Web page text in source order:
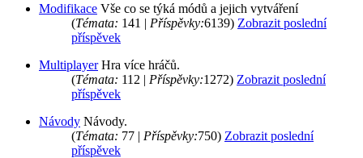
Modifikace Vše co se týká módů a jejich vytváření
(Témata: 141 | Příspěvky:6139) Zobrazit poslední
příspěvek
Multiplayer Hra více hráčů.
(Témata: 112 | Příspěvky:1272) Zobrazit poslední
příspěvek
Návody Návody.
(Témata: 77 | Příspěvky:750) Zobrazit poslední
příspěvek